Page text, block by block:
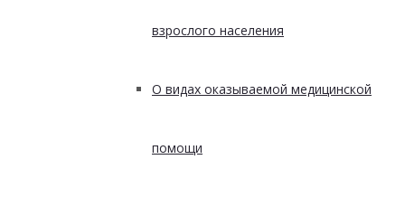
взрослого населения
О видах оказываемой медицинской
помощи